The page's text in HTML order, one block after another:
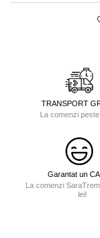
TRANSPORT
La comenzi peste
Garantat un
La comenzi
lei!